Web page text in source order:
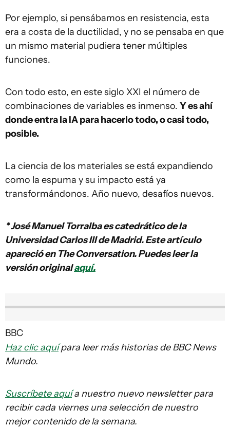
Por ejemplo, si pensábamos en resistencia, esta
era a costa de la ductilidad, y no se pensaba en que
un mismo material pudiera tener múltiples
funciones.
Con todo esto, en este siglo XXI el número de
combinaciones de variables es inmenso. Y es ahí
donde entra la IA para hacerlo todo, o casi todo,
posible.
La ciencia de los materiales se está expandiendo
como la espuma y su impacto está ya
transformándonos. Año nuevo, desafíos nuevos.
* José Manuel Torralba es catedrático de la
Universidad Carlos III de Madrid. Este artículo
apareció en The Conversation. Puedes leer la
versión originalaquí.
BBC
Haz clic aquípara leer más historias de BBC News
Mundo.
Suscríbete aquía nuestro nuevo newsletter para
recibir cada viernes una selección de nuestro
mejor contenido de la semana.